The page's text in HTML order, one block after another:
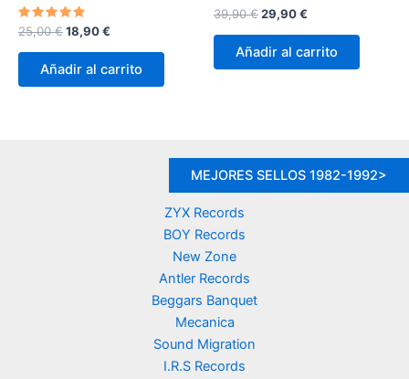
Valorado
con
5.00
de 5
25,00€El
original
era:
18,90€
actual
es:
Añadir al carrito
39,90€El
original
era:
29,90€
actual
es:
Añadir al carrito
MEJORES SELLOS 1982-1992>
ZYX Records
BOY Records
New Zone
Antler Records
Beggars Banquet
Mecanica
Sound Migration
I.R.S Records